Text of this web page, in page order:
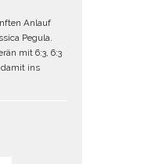
Anlauf
Pegula.
mit 6:3, 6:3
ins